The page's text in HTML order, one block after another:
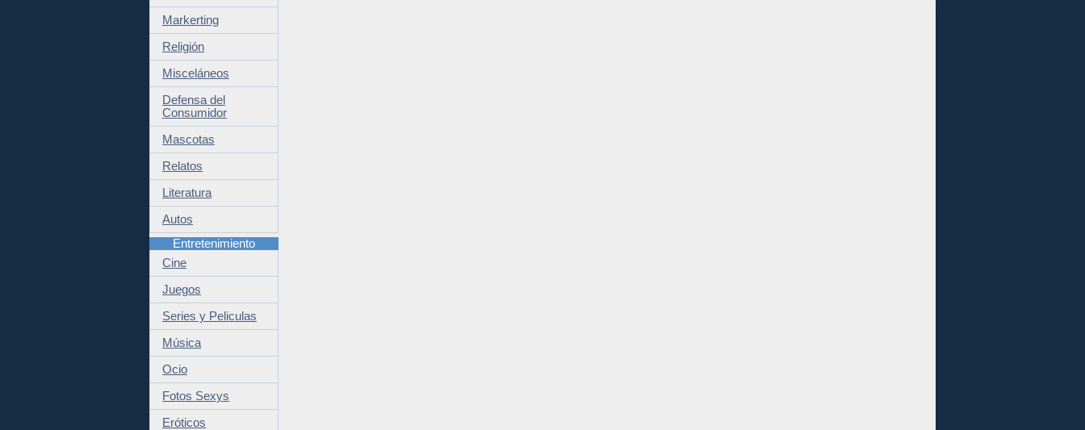
Markerting
Religión
Misceláneos
Defensa del
Consumidor
Mascotas
Relatos
Literatura
Autos
Entretenimiento
Cine
Juegos
Series y Peliculas
Música
Ocio
Fotos Sexys
Eróticos